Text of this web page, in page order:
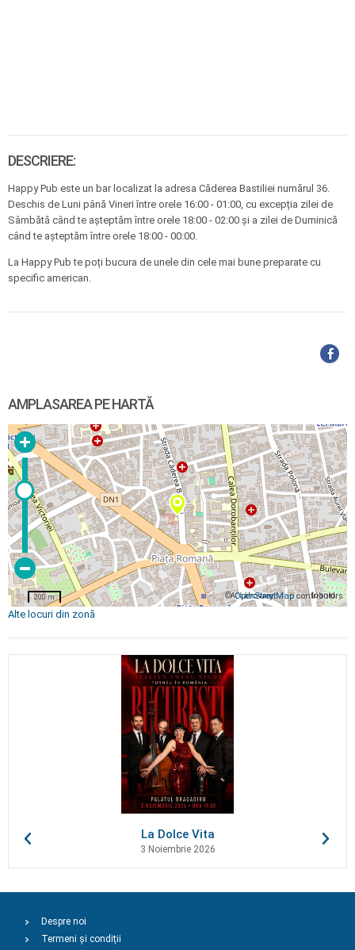
DESCRIERE:
Happy Pub este un bar localizat la adresa Căderea Bastiliei numărul 36.
Deschis de Luni până Vineri între orele 16:00 - 01:00, cu excepția zilei de
Sâmbătă când te așteptăm între orele 18:00 - 02:00 și a zilei de Duminică
când te așteptăm între orele 18:00 - 00:00.
La Happy Pub te poți bucura de unele din cele mai bune preparate cu
specific american.
AMPLASAREA PE HARTĂ
©OpenStreetMapcontributors
200 m
Alte locuri din zonă
La Dolce Vita
3 Noiembrie 2026
Despre noi
Termeni și condiții